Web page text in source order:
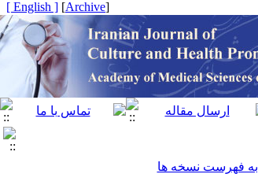
[
Archive
]
[ English ]
فهرست نسخه ها